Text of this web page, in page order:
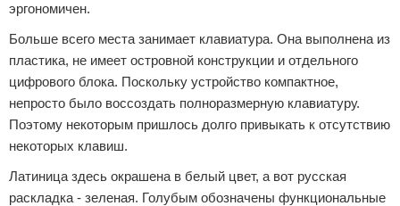
эргономичен.
Больше всего места занимает клавиатура. Она выполнена из
пластика, не имеет островной конструкции и отдельного
цифрового блока. Поскольку устройство компактное,
непросто было воссоздать полноразмерную клавиатуру.
Поэтому некоторым пришлось долго привыкать к отсутствию
некоторых клавиш.
Латиница здесь окрашена в белый цвет, а вот русская
раскладка - зеленая. Голубым обозначены функциональные